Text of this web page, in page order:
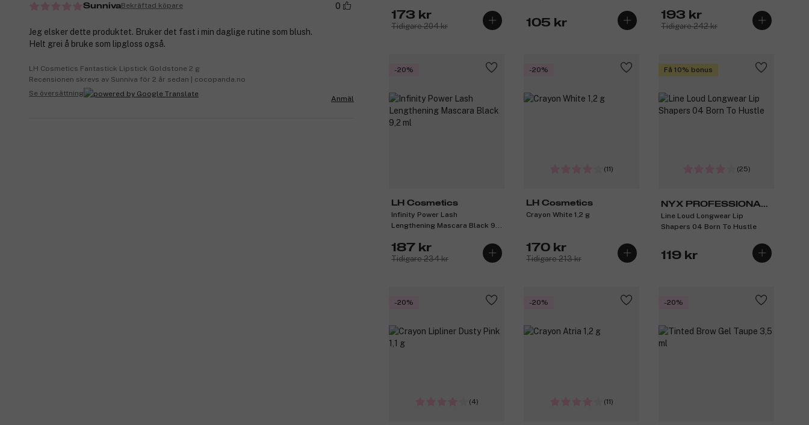
173 kr
Tidigare 204 kr 105 kr
193 kr
Tidigare 242 kr
-20%
LH Cosmetics
Infinity Power Lash
Lengthening Mascara Black 9,2
187 kr
Tidigare 234 kr
-20%
(11)
LH Cosmetics
Crayon White 1,2 g
170 kr
Tidigare 213 kr
Få 10% bonus
(25)
NYX PROFESSIONAL
MAKEUP
Line Loud Longwear Lip
Shapers 04 Born To Hustle
119 kr
-20%
(4)
-20%
(11)
-20%
SunnivaBekräftad köpare 0
Jeg elsker dette produktet. Bruker det fast i min daglige rutine som blush.
Helt grei å bruke som lipgloss også.
LH Cosmetics Fantastick Lipstick Goldstone 2 g
Recensionen skrevs av Sunniva för 2 år sedan | cocopanda.no
Se översättning
Anmäl